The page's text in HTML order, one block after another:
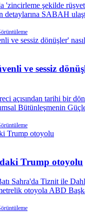
'zincirleme şekilde
detaylarına SABAH
HTS kayıtları delil olarak
ve sessiz
açısından tarihi bir
Bütünleşmenin
alınıyor.
Trump otoyolu
Sahra'da Tiznit ile
otoyola ABD